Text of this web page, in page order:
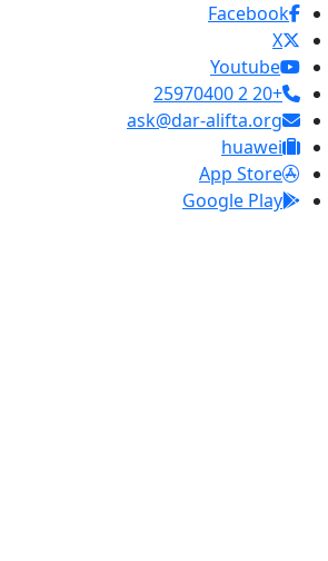
Facebook
X
Youtube
+20 2 25970400
ask@dar-alifta.org
huawei
App Store
Google Play